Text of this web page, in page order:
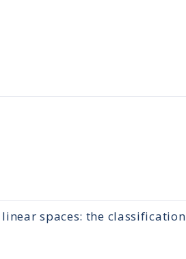
spaces: the classification